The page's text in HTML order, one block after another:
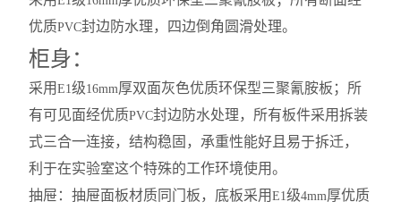
优质PVC封边防水理，四边倒角圆滑处理。
柜身：
采用E1级16mm厚双面灰色优质环保型三聚氰胺板；所
有可见面经优质PVC封边防水处理，所有板件采用拆装
式三合一连接，结构稳固，承重性能好且易于拆迁，
利于在实验室这个特殊的工作环境使用。
抽屉：抽屉面板材质同门板，底板采用E1级4mm厚优质